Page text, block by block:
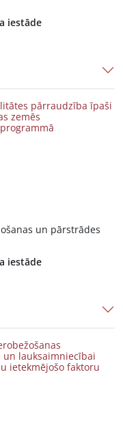
iestāde
pārraudzība īpaši
zemēs
un pārstrādes
iestāde
lauksaimniecībai
ietekmējošo faktoru